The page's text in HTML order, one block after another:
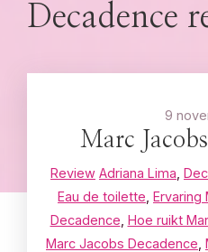
Decadence
9
Marc
Review Adriana Lima
Eau de toilette Ervaring
Decadence Hoe ruikt
Marc Jacobs Decadence